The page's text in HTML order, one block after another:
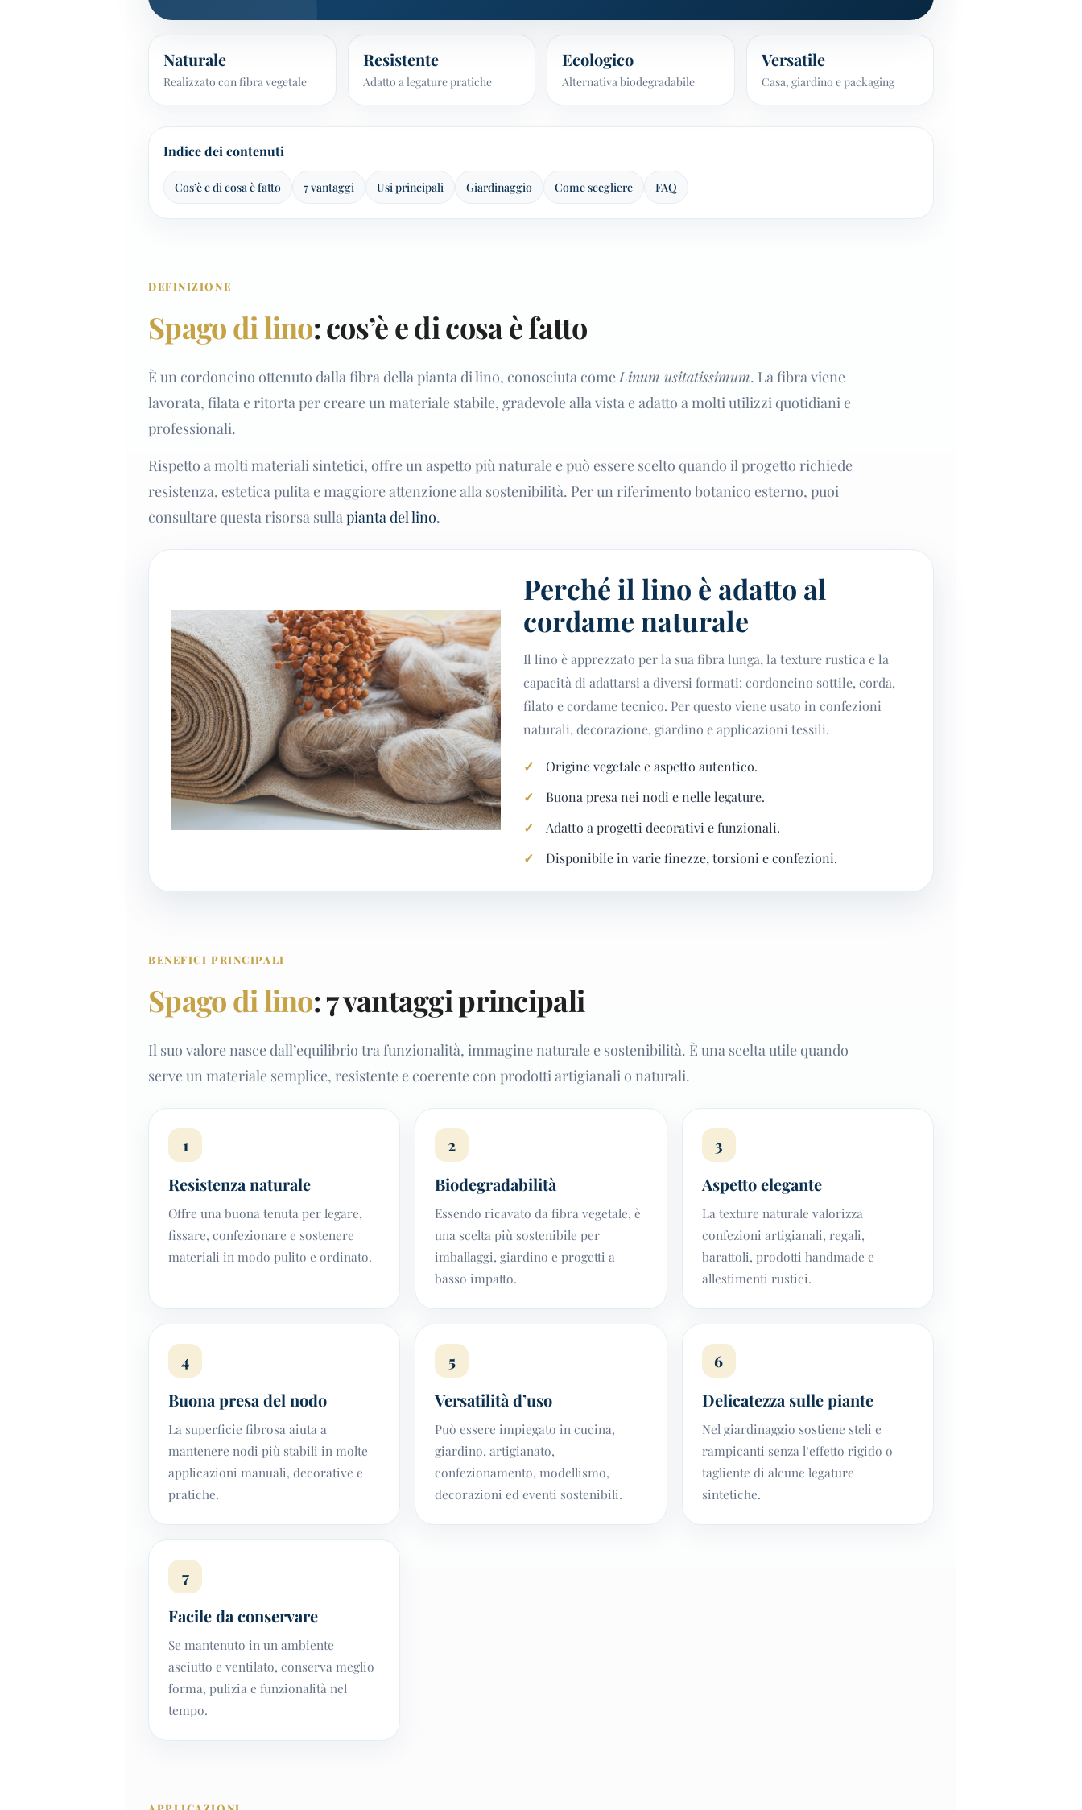
Naturale
Realizzato con fibra vegetale
Resistente
Adatto a legature pratiche
Ecologico
Alternativa biodegradabile
Versatile
Casa, giardino e packaging
Indice dei contenuti
Cos’è e di cosa è fatto 7 vantaggi Usi principali Giardinaggio Come scegliere FAQ
DEFINIZIONE
Spago di lino: cos’è e di cosa è fatto
È un cordoncino ottenuto dalla fibra della pianta di lino, conosciuta come Linum usitatissimum. La fibra viene
lavorata, filata e ritorta per creare un materiale stabile, gradevole alla vista e adatto a molti utilizzi quotidiani e
professionali.
Rispetto a molti materiali sintetici, offre un aspetto più naturale e può essere scelto quando il progetto richiede
resistenza, estetica pulita e maggiore attenzione alla sostenibilità. Per un riferimento botanico esterno, puoi
consultare questa risorsa sulla pianta del lino.
Perché il lino è adatto al
cordame naturale
Il lino è apprezzato per la sua fibra lunga, la texture rustica e la
capacità di adattarsi a diversi formati: cordoncino sottile, corda,
filato e cordame tecnico. Per questo viene usato in confezioni
naturali, decorazione, giardino e applicazioni tessili.
Origine vegetale e aspetto autentico.
Buona presa nei nodi e nelle legature.
Adatto a progetti decorativi e funzionali.
Disponibile in varie finezze, torsioni e confezioni.
BENEFICI PRINCIPALI
Spago di lino: 7 vantaggi principali
Il suo valore nasce dall’equilibrio tra funzionalità, immagine naturale e sostenibilità. È una scelta utile quando
serve un materiale semplice, resistente e coerente con prodotti artigianali o naturali.
1
Resistenza naturale
Offre una buona tenuta per legare,
fissare, confezionare e sostenere
materiali in modo pulito e ordinato.
2
Biodegradabilità
Essendo ricavato da fibra vegetale, è
una scelta più sostenibile per
imballaggi, giardino e progetti a
basso impatto.
3
Aspetto elegante
La texture naturale valorizza
confezioni artigianali, regali,
barattoli, prodotti handmade e
allestimenti rustici.
4
Buona presa del nodo
La superficie fibrosa aiuta a
mantenere nodi più stabili in molte
applicazioni manuali, decorative e
pratiche.
5
Versatilità d’uso
Può essere impiegato in cucina,
giardino, artigianato,
confezionamento, modellismo,
decorazioni ed eventi sostenibili.
6
Delicatezza sulle piante
Nel giardinaggio sostiene steli e
rampicanti senza l’effetto rigido o
tagliente di alcune legature
sintetiche.
7
Facile da conservare
Se mantenuto in un ambiente
asciutto e ventilato, conserva meglio
forma, pulizia e funzionalità nel
tempo.